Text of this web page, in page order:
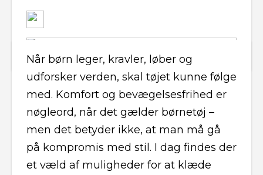
Når børn leger, kravler, løber og
udforsker verden, skal tøjet kunne følge
med. Komfort og bevægelsesfrihed er
nøgleord, når det gælder børnetøj –
men det betyder ikke, at man må gå
på kompromis med stil. I dag findes der
et væld af muligheder for at klæde